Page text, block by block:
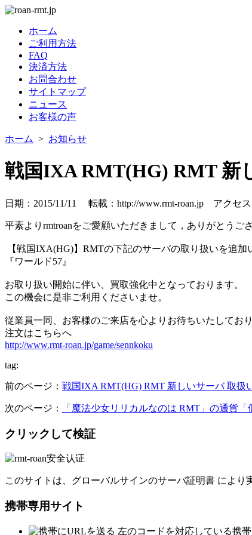
ホーム
ご利用方法
FAQ
決済方法
お問合わせ
サイトマップ
ニュース
お客様の声
ホーム > お知らせ
戦国IXA RMT(HG) RMT 新
日期：2015/11/11 転載：http://www.rmt-roan.jp アクセ
平素よりrmtroanをご愛顧いただきまして，ありがとうご
【戦国IXA(HG)】RMTの下記のサーバの取り扱いを追加
『ワールド57』
お取り扱い開始に伴い、買取強化中となっております。
この機会に是非ご利用くださいませ。
従業員一同、お客様のご来店を心よりお待ちいたしており
注文はこちらへ
http://www.rmt-roan.jp/game/sennkoku
tag:
前のページ： 戦国IXA RMT(HG) RMT 新しいサーバ 取扱
次のページ： 「魔法少女リリカルなのは RMT」の通貨
クリックして検証
このサイトは、グローバルサインのサーバ証明書 によ
携帯専用サイト
左のコードを対応している携